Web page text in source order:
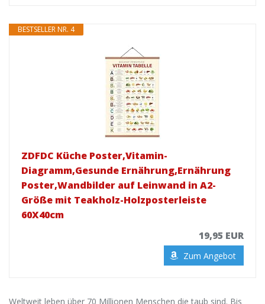
BESTSELLER NR. 4
ZDFDC Küche Poster,Vitamin-
Diagramm,Gesunde Ernährung,Ernährung
Poster,Wandbilder auf Leinwand in A2-
Größe mit Teakholz-Holzposterleiste
60X40cm
19,95 EUR
Zum Angebot
Weltweit leben über 70 Millionen Menschen die taub sind. Bis